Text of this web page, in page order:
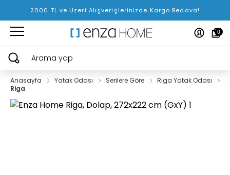
2000 TL ve Üzeri Alışverişlerinizde Kargo Bedava!
0
Arama yap
Anasayfa Yatak Odası Serilere Göre
Riga Yatak Odası
Riga